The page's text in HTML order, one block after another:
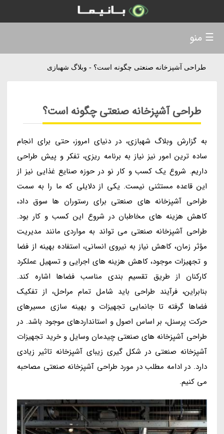
طراحی آشپزخانه صنعتی چگونه است؟ - وبلاگ شهبازی
طراحی آشپزخانه صنعتی چگونه است؟
به گزارش وبلاگ شهبازی، در دنیای امروز، حتی برای انجام
ساده ترین امور نیز نیاز به برنامه ریزی، تفکر و پیش طراحی
داریم. شروع یک کسب و کار نو در حوزه صنایع غذایی نیز از
این قاعده مستثنی نیست. یکی از دلایلی که ما را به سمت
طراحی آشپزخانه های صنعتی برای رستوران ها سوق داد،
کاهش هزینه های مخاطبان در شروع این کسب و کار بود.
طراحی آشپزخانه صنعتی می تواند به مواردی مانند مدیریت
مؤثر زمان، کاهش نیاز به نیروی انسانی، استفاده بهینه از فضا
و تجهیزات موجود، کاهش هزینه های اجرایی و تسهیل عملکرد
کارکنان از طریق تقسیم بندی مناسب فضاها اشاره کند.
بنابراین، فرآیند طراحی باید شامل تمام مراحل، از تفکیک
فضاها گرفته تا جانمایی تجهیزات و بهینه سازی مسیرهای
حرکت پرسنل، بر اساس اصول و استانداردهای موجود باشد. در
طراحی آشپزخانه های صنعتی چیدمان وسایل و خرید تجهیزات
آشپزخانه صنعتی در شکل گیری زیبای آشپزخانه تاثیر زیادی
دارد. در ادامه مطلب در مورد طراحی آشپزخانه صنعتی مصاحبه
می کنیم.
☰ منو